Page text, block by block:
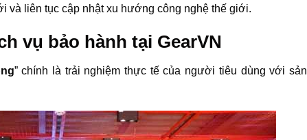
và liên tục cập nhật xu hướng công nghệ thế giới.
vụ bảo hành tại GearVN
” chính là trải nghiệm thực tế của người tiêu dùng với sản